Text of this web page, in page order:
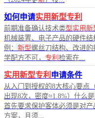
如何申请实用新型专利
前期准备确认技术类型实用新
机械装置、电子产品的硬件
例： 新型螺丝刀结构、改进
学配方不可， 专利 检索在...
实用新型专利 申请条件
从入门到授权的8大核心要点
出现8次，密度≈1.8%）什么是
首先要求保护客体必须是对
方案，且须...